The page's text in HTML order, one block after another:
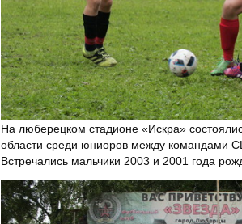
На люберецком стадионе «Искра»
области среди юниоров между командами
Встречались мальчики 2003 и 2001 года